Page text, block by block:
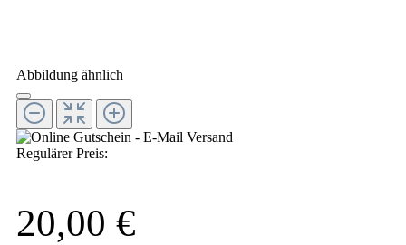
Abbildung ähnlich
Regulärer Preis:
20,00 €